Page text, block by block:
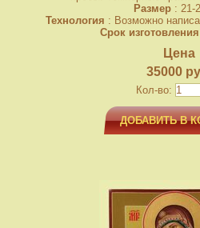
Размер: 21-
Технология : Возможно
Срок изготовления
Цена
35000
Кол-во:
ДОБАВИТЬ В